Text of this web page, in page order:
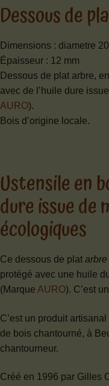
Dessous de
Dimensions : diametre
Épaisseur : 12 mm
Dessous de plat arbre,
avec de l’huile dure
AURO).
Bois d’origine locale.
Ustensile en
dure issue de
écologiques
Ce dessous de plat arbre
protégé avec une huile
(Marque AURO). C’est
C’est un produit
de bois chantourné, à
chantourneur.
Créé en 1996 par Gilles